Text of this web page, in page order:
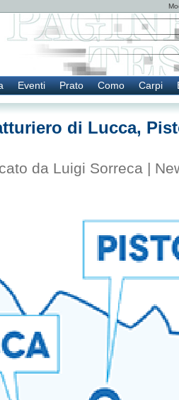
Eventi Prato Como Carpi
di Lucca,
da Luigi Sorreca |